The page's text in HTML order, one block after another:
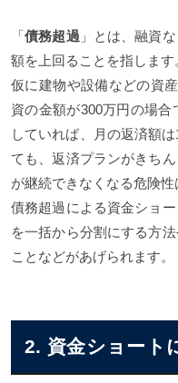
「債務超過 」とは、融資
額を上回ることを指します
仮に建物や設備などの資
資の金額が300万円の場
していれば、月の返済額
ても、返済プランがきち
が継続できなくなる危険性
債務超過による資金ショ
を一括から分割にする方
ことなどがあげられます。
2. 資金ショート